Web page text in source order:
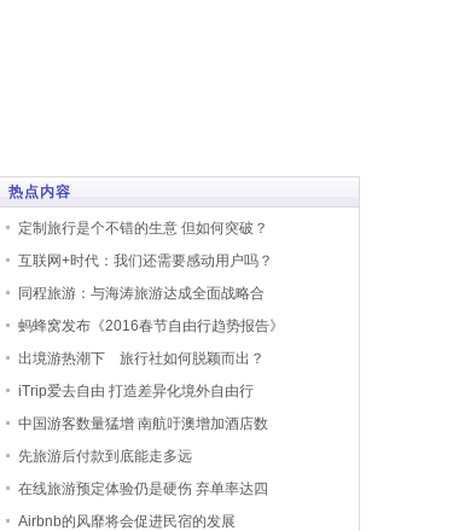
热点内容
定制旅行是个不错的生意 但如何突破？
互联网+时代：我们还需要感动用户吗？
同程旅游：与海涛旅游达成全面战略合
蚂蜂窝发布《2016春节自由行趋势报告》
出境游热潮下 旅行社如何脱颖而出？
iTrip爱去自由 打造差异化境外自由行
中国游客数量猛增 南航吁澳增加酒店数
先旅游后付款到底能走多远
在线旅游预定体验仍是硬伤 弃单率达四
Airbnb的风靡将会促进民宿的发展